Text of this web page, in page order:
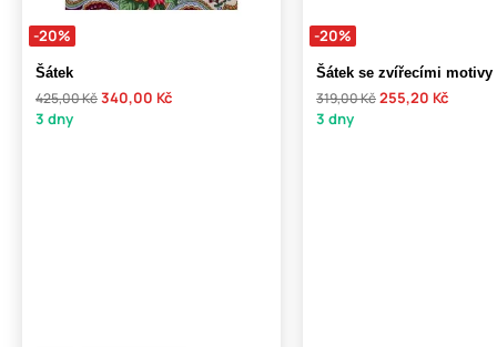
-20%
Šátek
425,00 Kč340,00 Kč
3 dny
-20%
Šátek se zvířecími motivy
319,00 Kč255,20 Kč
3 dny